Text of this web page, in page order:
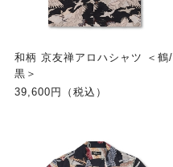
和柄 京友禅アロハシャツ ＜鶴/
黒＞
39,600円（税込）